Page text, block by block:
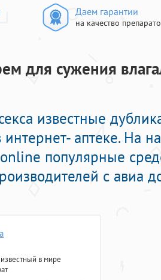
Даем гарантии
на качество
для сужения
известные
интернет- аптеке. На
популярные
с авиа
в мире